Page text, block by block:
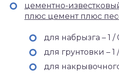
цементно-
плюс цемент плюс
для набрызга – 1 /
для грунтовки – 1
для накрывочного